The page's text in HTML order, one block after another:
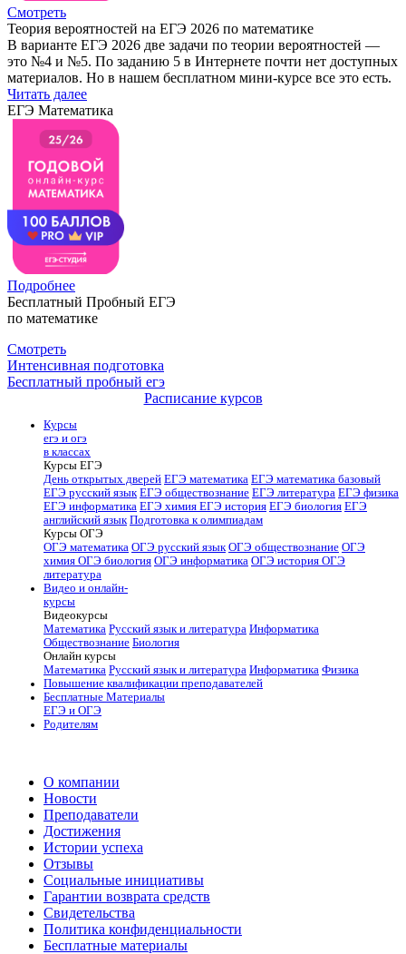
Смотреть
Теория вероятностей на ЕГЭ 2026 по математике
В варианте ЕГЭ 2026 две задачи по теории вероятностей —
это №4 и №5. По заданию 5 в Интернете почти нет доступных
материалов. Но в нашем бесплатном мини-курсе все это есть.
Читать далее
ЕГЭ Математика
Подробнее
Бесплатный Пробный ЕГЭ
по математике
Смотреть
Интенсивная подготовка
Бесплатный пробный егэ
Расписание курсов
Курсы
егэ и огэ
в классах
Курсы ЕГЭ
День открытых дверей ЕГЭ математика ЕГЭ математика базовый
ЕГЭ русский язык ЕГЭ обществознание ЕГЭ литература ЕГЭ физика
ЕГЭ информатика ЕГЭ химия ЕГЭ история ЕГЭ биология ЕГЭ
английский язык Подготовка к олимпиадам
Курсы ОГЭ
ОГЭ математика ОГЭ русский язык ОГЭ обществознание ОГЭ
химия ОГЭ биология ОГЭ информатика ОГЭ история ОГЭ
литература
Видео и онлайн-
курсы
Видеокурсы
Математика Русский язык и литература Информатика
Обществознание Биология
Онлайн курсы
Математика Русский язык и литература Информатика Физика
Повышение квалификации преподавателей
Бесплатные Материалы
ЕГЭ и ОГЭ
Родителям
О компании
Новости
Преподаватели
Достижения
Истории успеха
Отзывы
Социальные инициативы
Гарантии возврата средств
Свидетельства
Политика конфиденциальности
Бесплатные материалы